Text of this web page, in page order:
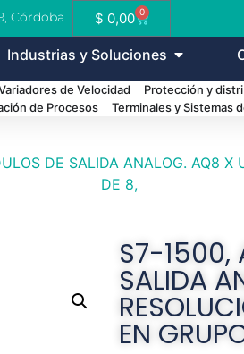
Córdoba $ 0,00 0
Industrias y Soluciones
de Velocidad Protección y
de Procesos Terminales y Sistemas
DE SALIDA ANALOG. AQ8 X
DE 8,
S7-1500,
SALIDA
EN